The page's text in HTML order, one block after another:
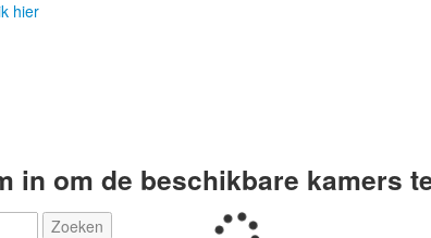
hier
in om de beschikbare kamers
Zoeken